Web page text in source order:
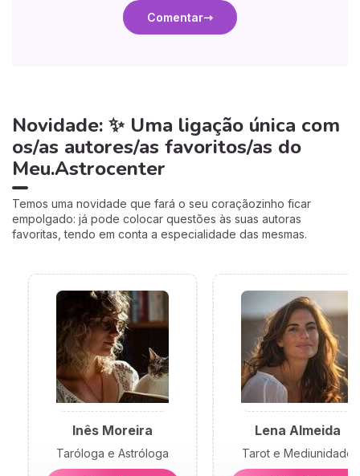
Comentar
Novidade: ✨ Uma ligação única com
os/as autores/as favoritos/as do
Meu.Astrocenter
Temos uma novidade que fará o seu coraçãozinho ficar
empolgado: já pode colocar questões às suas autoras
favoritas, tendo em conta a especialidade das mesmas.
Inês Moreira
Taróloga e Astróloga
Lena Almeida
Tarot e Mediunidade